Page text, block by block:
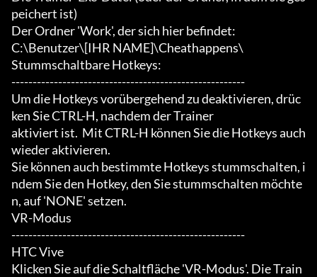
peichert ist)
Der Ordner 'Work', der sich hier befindet:
C:\Benutzer\[IHR NAME]\Cheathappens\
Stummschaltbare Hotkeys:
-------------------------------------------------------
Um die Hotkeys vorübergehend zu deaktivieren, drüc
ken Sie CTRL-H, nachdem der Trainer
aktiviert ist.  Mit CTRL-H können Sie die Hotkeys auch
wieder aktivieren.
Sie können auch bestimmte Hotkeys stummschalten, i
ndem Sie den Hotkey, den Sie stummschalten möchte
n, auf 'NONE' setzen.
VR-Modus
-------------------------------------------------------
HTC Vive
Klicken Sie auf die Schaltfläche 'VR-Modus'. Die Train